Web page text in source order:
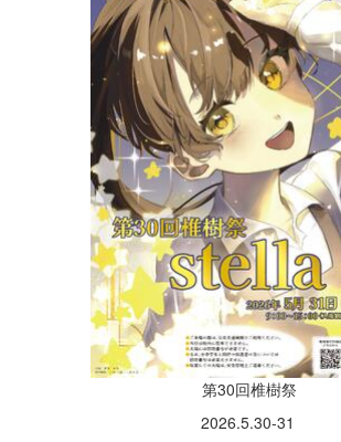
第30回椎樹祭
2026.5.30-31